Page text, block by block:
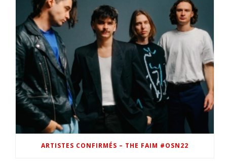
ARTISTES CONFIRMÉS – THE FAIM #OSN22